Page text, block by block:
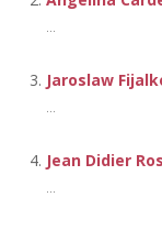
...
Jaroslaw
...
Jean Didier
...